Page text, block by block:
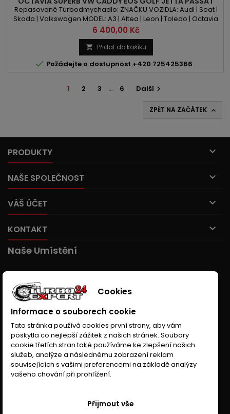
TOURAN 2.0TDI 140PS/103KW
Repasované Turbodmychadlo: ZNAČKU VOZIDLA: Audi | Seat |
Skoda | Volkswagen MODEL: A3 | Altea | Leon | Toledo | Octavia
| Superb | Caddy | Eos | Golf | Jetta | Passat | Touran KÓD
MOTORU: BMP | BMM | BVD OBSAH: 1968 ccm 2.0 TDI VÝKON:
140PS | 103kW ROK VÝROBY: 2003 -
Cena
6 400,00 Kč
 Přidat do košíku
 Požádejte o dostupnost +420 725425366
1 2 3 … 6 Další
ZPĚT NA ZAČÁTEK 
PRODUKTY 
NAŠE SPOLEČNOST 
VÁŠ ÚČET 
KONTAKT 
Naše Umístění
Cookies
Informace o souborech cookie
Tato stránka používá cookies první strany, aby vám
poskytla co nejlepší zážitek z našich stránek. Soubory
cookie třetích stran také používáme ke zlepšení našich
služeb, analýze a následnému zobrazení reklam
souvisejících s vašimi preferencemi na základě analýzy
vašeho chování při prohlížení.
Přijmout vše